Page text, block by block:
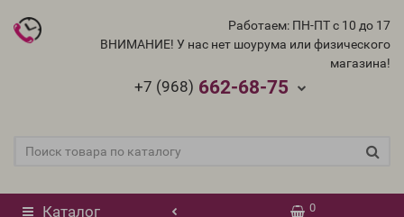
Работаем: ПН-ПТ с 10 до 17
ВНИМАНИЕ! У нас нет шоурума или физического
магазина!
+7 (968) 662-68-75
Каталог 0